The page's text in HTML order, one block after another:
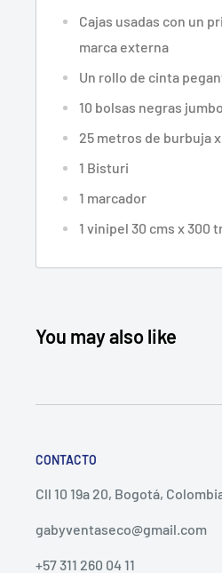
Cajas usadas con un
marca externa
Un rollo de cinta
10 bolsas negras jumbo
25 metros de burbuja
1 Bisturi
1 marcador
1 vinipel 30 cms x 300
You may also like
CONTACTO
Cll 10 19a 20, Bogotá,
gabyventaseco@gmail.com
+57 311 260 04 11